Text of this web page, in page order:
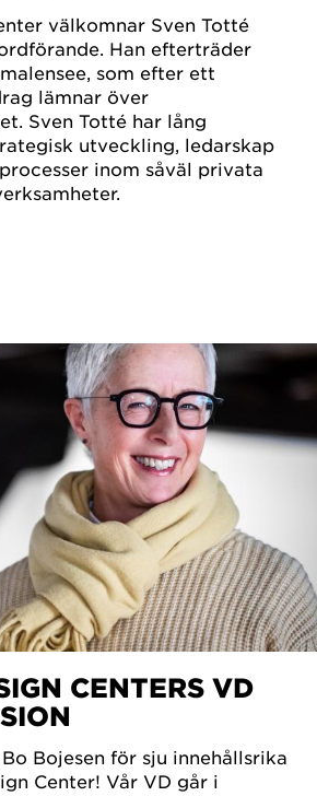
välkomnar Sven Totté
Han efterträder
som efter ett
lämnar över
Sven Totté har lång
utveckling, ledarskap
inom såväl privata
CENTERS VD
Bojesen för sju innehållsrika
Center! Vår VD går i